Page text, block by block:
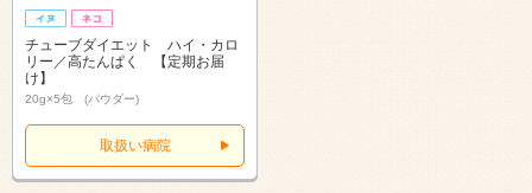
チューブダイエット ハイ・カロ
リー／高たんぱく 【定期お届
け】
20g×5包 (パウダー)
取扱い病院